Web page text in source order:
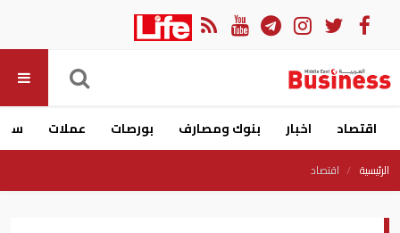
اقتصاد اخبار بنوك ومصارف بورصات عملات
الرئيسية اقتصاد